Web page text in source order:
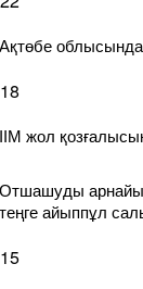
Ақтөбе
ІІМ жол
Отшашуды арнайы
теңге айыппұл